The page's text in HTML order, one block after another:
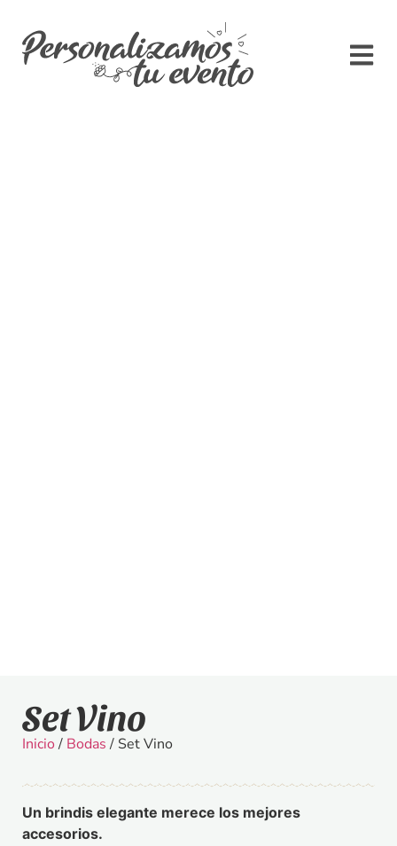
Set Vino
Inicio/ Bodas/ Set Vino
Un brindis elegante merece los mejores
accesorios.